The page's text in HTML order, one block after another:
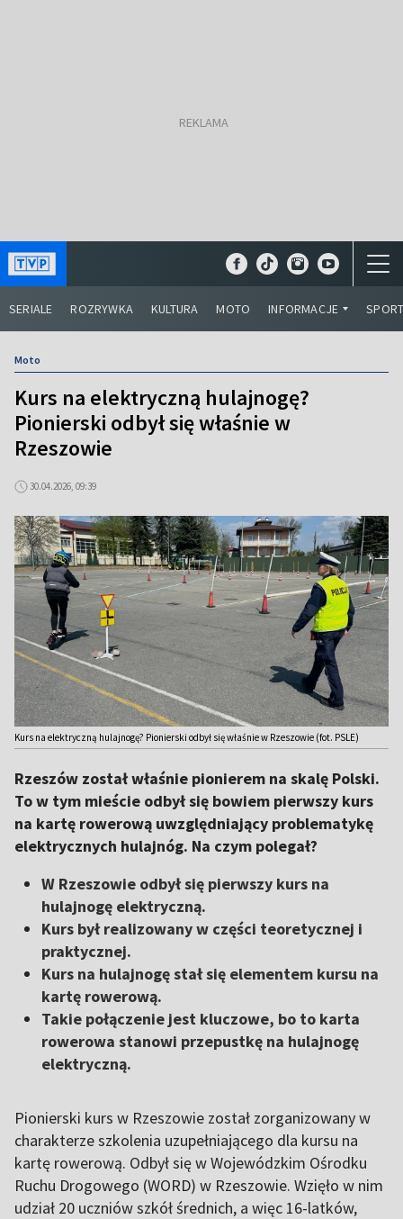
SERIALE ROZRYWKA KULTURA MOTO INFORMACJE
Moto
Kurs na elektryczną hulajnogę?
Pionierski odbył się właśnie w
Rzeszowie
30.04.2026, 09:39
Kurs na elektryczną hulajnogę? Pionierski odbył się właśnie w Rzeszowie (fot. PSLE)
Rzeszów został właśnie pionierem na skalę Polski.
To w tym mieście odbył się bowiem pierwszy kurs
na kartę rowerową uwzględniający problematykę
elektrycznych hulajnóg. Na czym polegał?
W Rzeszowie odbył się pierwszy kurs na
hulajnogę elektryczną.
Kurs był realizowany w części teoretycznej i
praktycznej.
Kurs na hulajnogę stał się elementem kursu na
kartę rowerową.
Takie połączenie jest kluczowe, bo to karta
rowerowa stanowi przepustkę na hulajnogę
elektryczną.
Pionierski kurs w Rzeszowie został zorganizowany w
charakterze szkolenia uzupełniającego dla kursu na
kartę rowerową. Odbył się w Wojewódzkim Ośrodku
Ruchu Drogowego (WORD) w Rzeszowie. Wzięło w nim
udział 20 uczniów szkół średnich, a więc 16-latków,